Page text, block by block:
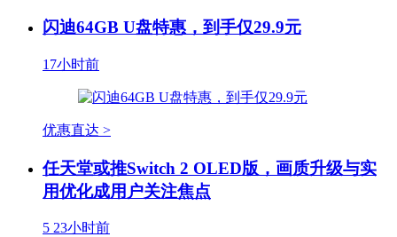
闪迪64GB U盘特惠，到手仅29.9元
17小时前
优惠直达 >
任天堂或推Switch 2 OLED版，画质升级与实
用优化成用户关注焦点
5 23小时前